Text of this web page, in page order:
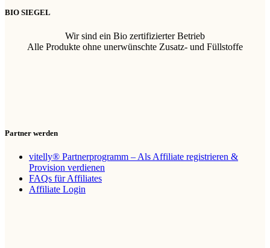
BIO SIEGEL
Wir sind ein Bio zertifizierter Betrieb
Alle Produkte ohne unerwünschte Zusatz- und Füllstoffe
Partner werden
vitelly® Partnerprogramm – Als Affiliate registrieren &
Provision verdienen
FAQs für Affiliates
Affiliate Login